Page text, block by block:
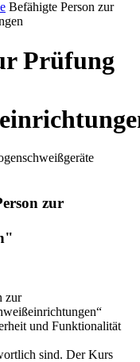
Befähigte Person zur
Prüfung
zur
zur
und Funktionalität
sind. Der Kurs